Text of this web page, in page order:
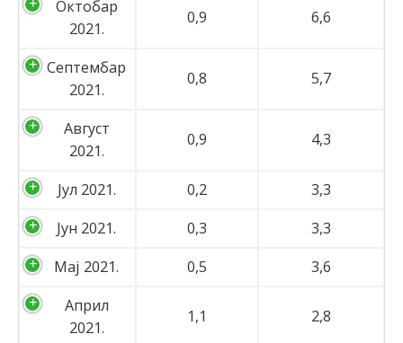
Октобар
2021.
0,9 6,6
Септембар
2021.
0,8 5,7
Август
2021.
0,9 4,3
Јул 2021. 0,2
3,3
Јун 2021.
0,3
3,3
Мај 2021.
0,5
3,6
Април
2021.
1,1 2,8